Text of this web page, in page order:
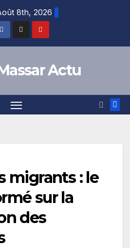
8th, 2026
Actu
migrants : le
sur la
des